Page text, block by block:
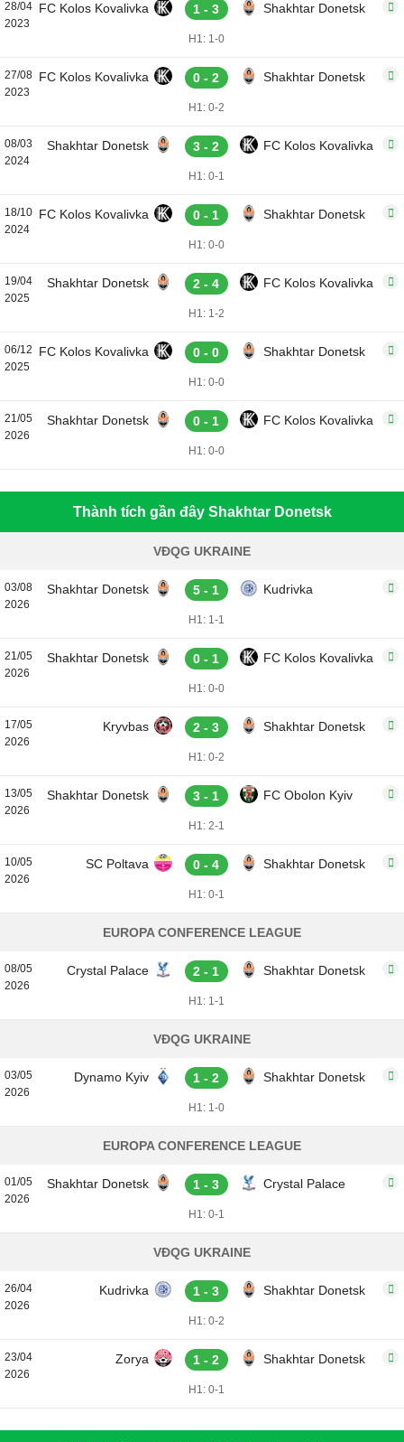
28/04
2023
FC Kolos Kovalivka 1 - 3 Shakhtar Donetsk
H1: 1-0
27/08
2023
FC Kolos Kovalivka 0 - 2 Shakhtar Donetsk
H1: 0-2
08/03
2024
Shakhtar Donetsk 3 - 2 FC Kolos Kovalivka
H1: 0-1
18/10
2024
FC Kolos Kovalivka 0 - 1 Shakhtar Donetsk
H1: 0-0
19/04
2025
Shakhtar Donetsk 2 - 4 FC Kolos Kovalivka
H1: 1-2
06/12
2025
FC Kolos Kovalivka 0 - 0 Shakhtar Donetsk
H1: 0-0
21/05
2026
Shakhtar Donetsk 0 - 1 FC Kolos Kovalivka
H1: 0-0
Thành tích gần đây Shakhtar Donetsk
VĐQG UKRAINE
03/08
2026
Shakhtar Donetsk 5 - 1 Kudrivka
H1: 1-1
21/05
2026
Shakhtar Donetsk 0 - 1 FC Kolos Kovalivka
H1: 0-0
17/05
2026
Kryvbas 2 - 3 Shakhtar Donetsk
H1: 0-2
13/05
2026
Shakhtar Donetsk 3 - 1 FC Obolon Kyiv
H1: 2-1
10/05
2026
SC Poltava 0 - 4 Shakhtar Donetsk
H1: 0-1
EUROPA CONFERENCE LEAGUE
08/05
2026
Crystal Palace 2 - 1 Shakhtar Donetsk
H1: 1-1
VĐQG UKRAINE
03/05
2026
Dynamo Kyiv 1 - 2 Shakhtar Donetsk
H1: 1-0
EUROPA CONFERENCE LEAGUE
01/05
2026
Shakhtar Donetsk 1 - 3 Crystal Palace
H1: 0-1
VĐQG UKRAINE
26/04
2026
Kudrivka 1 - 3 Shakhtar Donetsk
H1: 0-2
23/04
2026
Zorya 1 - 2 Shakhtar Donetsk
H1: 0-1